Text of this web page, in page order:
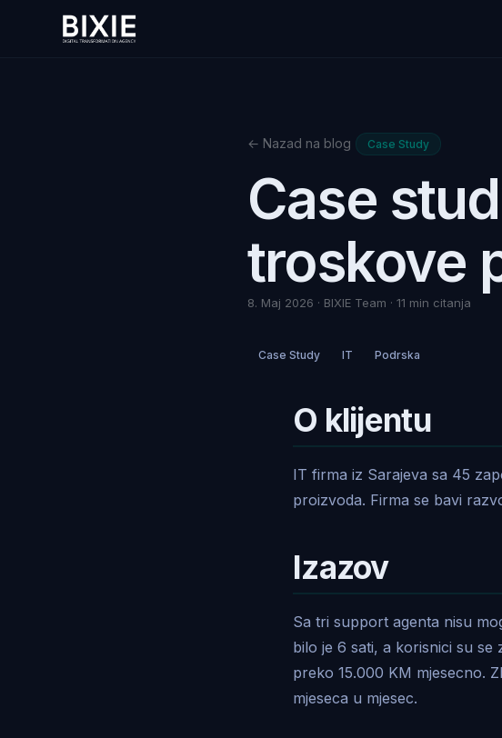
← Nazad na blog Case Study
Case
troskove
8. Maj 2026 · BIXIE Team · 11 min citanja
Case Study IT Podrska
O klijentu
IT firma iz Sarajeva sa 45
proizvoda. Firma se bavi
Izazov
Sa tri support agenta nisu
bilo je 6 sati, a korisnici su
preko 15.000 KM mjesecno.
mjeseca u mjesec.